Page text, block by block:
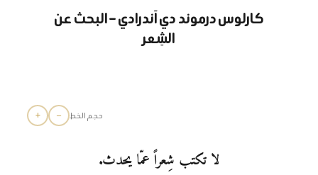
كارلوس درموند دي آندرادي – البحث عن
الشِعر
حجم الخط −
+
لا تكتب شِعراً عمّا يحدث.